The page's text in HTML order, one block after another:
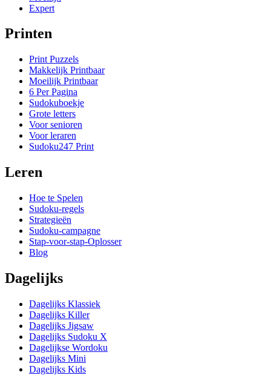
Expert
Printen
Print Puzzels
Makkelijk Printbaar
Moeilijk Printbaar
6 Per Pagina
Sudokuboekje
Grote letters
Voor senioren
Voor leraren
Sudoku247 Print
Leren
Hoe te Spelen
Sudoku-regels
Strategieën
Sudoku-campagne
Stap-voor-stap-Oplosser
Blog
Dagelijks
Dagelijks Klassiek
Dagelijks Killer
Dagelijks Jigsaw
Dagelijks Sudoku X
Dagelijkse Wordoku
Dagelijks Mini
Dagelijks Kids